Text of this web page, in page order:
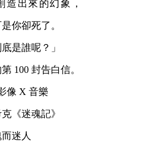
造出來的幻象，
你卻死了。
是誰呢？」
100 封告白信。
像 X 音樂
《迷魂記》
迷人